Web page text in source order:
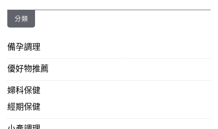
分類
備孕調理
優好物推薦
婦科保健
經期保健